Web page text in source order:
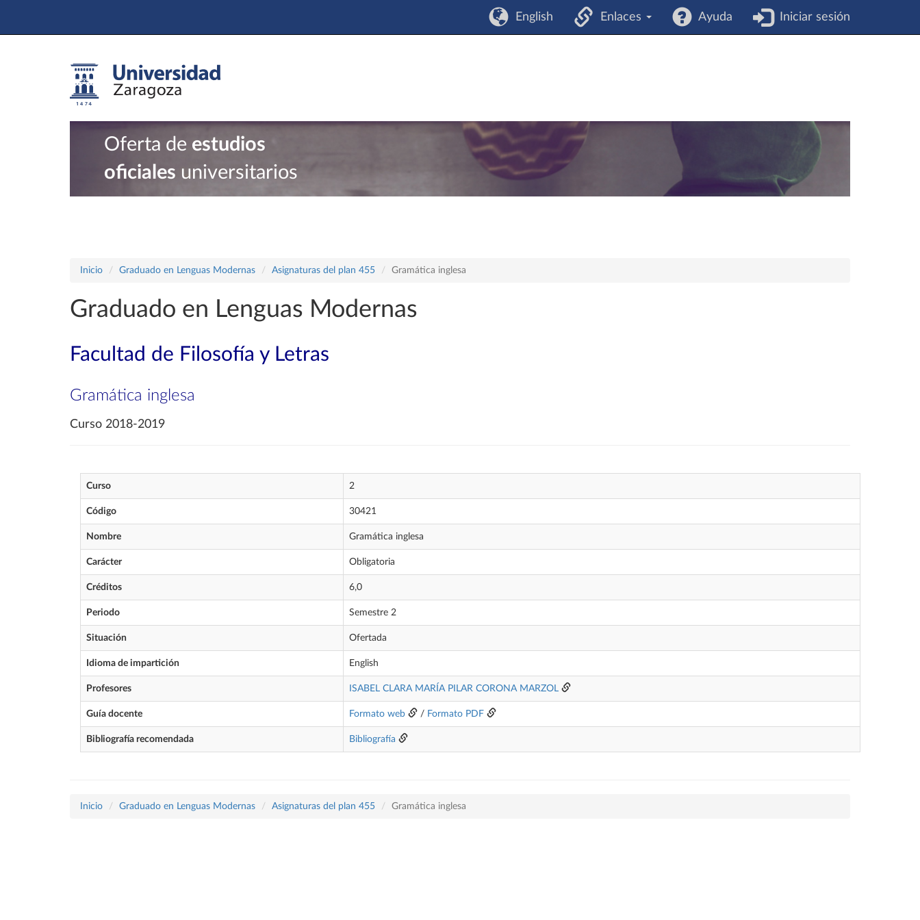
English Enlaces Ayuda Iniciar sesión
Oferta de estudios
oficiales universitarios
Inicio Graduado en Lenguas Modernas Asignaturas del plan 455 Gramática inglesa
Graduado en Lenguas Modernas
Facultad de Filosofía y Letras
Gramática inglesa
Curso 2018-2019
Curso 2
Código 30421
Nombre Gramática inglesa
Carácter Obligatoria
Créditos 6,0
Periodo Semestre 2
Situación Ofertada
Idioma de impartición English
Profesores ISABEL CLARA MARÍA PILAR CORONA MARZOL
Guía docente Formato web / Formato PDF
Bibliografía recomendada Bibliografía
Inicio Graduado en Lenguas Modernas Asignaturas del plan 455 Gramática inglesa